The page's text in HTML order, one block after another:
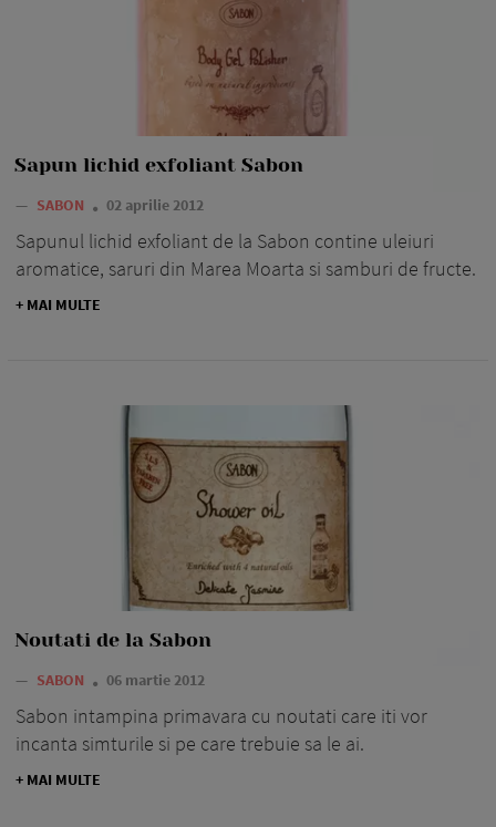
Sapun lichid exfoliant Sabon
— SABON 02 aprilie 2012
Sapunul lichid exfoliant de la Sabon contine uleiuri
aromatice, saruri din Marea Moarta si samburi de fructe.
+ MAI MULTE
Noutati de la Sabon
— SABON 06 martie 2012
Sabon intampina primavara cu noutati care iti vor
incanta simturile si pe care trebuie sa le ai.
+ MAI MULTE